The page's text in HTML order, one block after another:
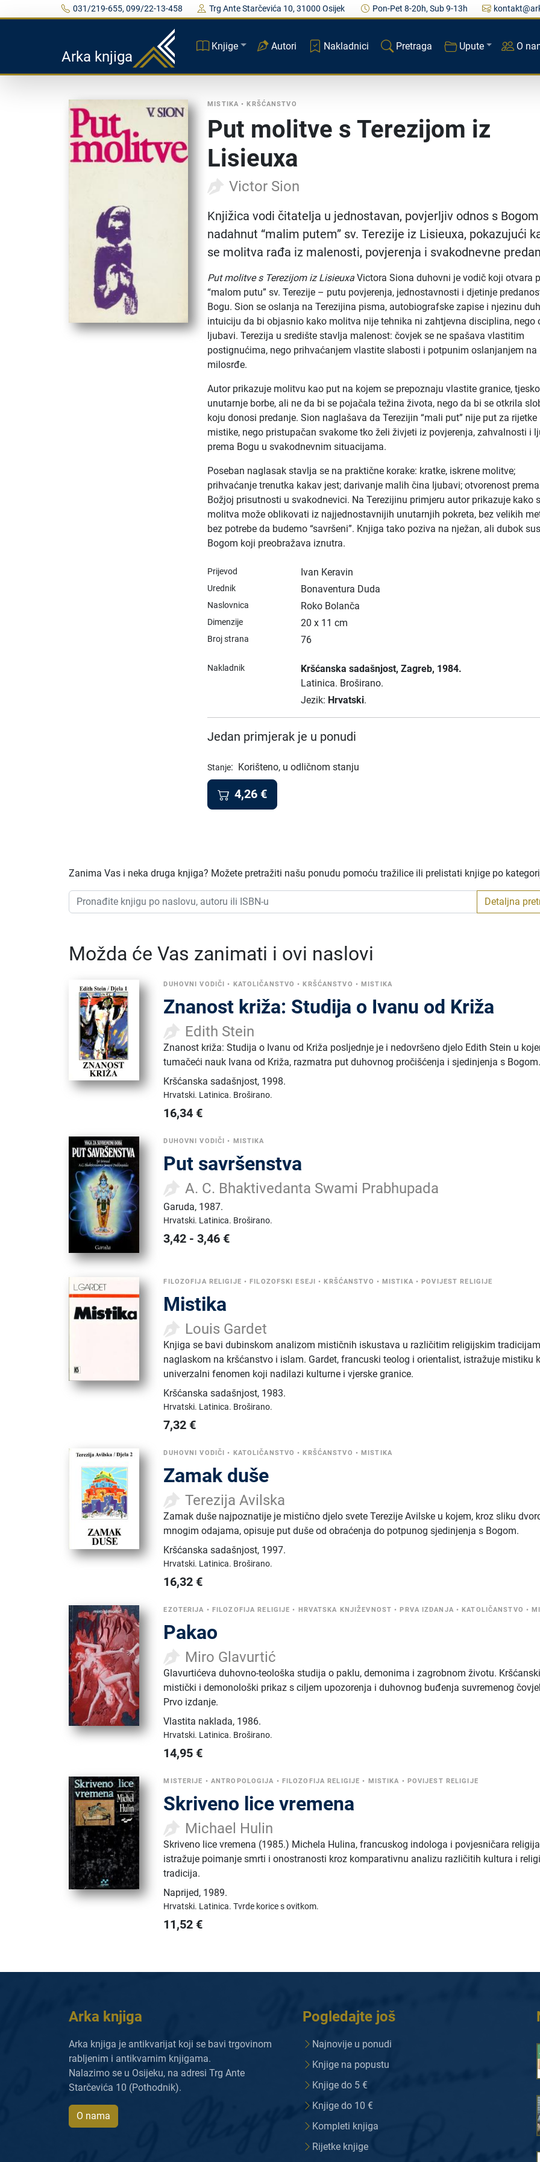
031/219-655, 099/22-13-458 Trg Ante Starčevića 10, 31000 Osijek Pon-Pet 8-20h, Sub 9-13h
Arka knjiga
Knjige Autori Nakladnici Pretraga Upute O
MISTIKA •KRŠĆANSTVO
Put molitve s Terezijom iz
Lisieuxa
Victor Sion
Knjižica vodi čitatelja u jednostavan, povjerljiv odnos s Bogom
nadahnut “malim putem” sv. Terezije iz Lisieuxa, pokazujući
se molitva rađa iz malenosti, povjerenja i svakodnevne
Put molitve s Terezijom iz Lisieuxa Victora Siona duhovni je vodič koji otvara
“malom putu” sv. Terezije – putu povjerenja, jednostavnosti i djetinje
Bogu. Sion se oslanja na Terezijina pisma, autobiografske zapise i njezinu
intuiciju da bi objasnio kako molitva nije tehnika ni zahtjevna disciplina, nego
ljubavi. Terezija u središte stavlja malenost: čovjek se ne spašava vlastitim
postignućima, nego prihvaćanjem vlastite slabosti i potpunim oslanjanjem na
milosrđe.
Autor prikazuje molitvu kao put na kojem se prepoznaju vlastite granice,
unutarnje borbe, ali ne da bi se pojačala težina života, nego da bi se otkrila
koju donosi predanje. Sion naglašava da Terezijin “mali put” nije put za rijetke
mistike, nego pristupačan svakome tko želi živjeti iz povjerenja, zahvalnosti i
prema Bogu u svakodnevnim situacijama.
Poseban naglasak stavlja se na praktične korake: kratke, iskrene molitve;
prihvaćanje trenutka kakav jest; darivanje malih čina ljubavi; otvorenost prema
Božjoj prisutnosti u svakodnevici. Na Terezijinu primjeru autor prikazuje kako
molitva može oblikovati iz najjednostavnijih unutarnjih pokreta, bez velikih
bez potrebe da budemo “savršeni”. Knjiga tako poziva na nježan, ali dubok
Bogom koji preobražava iznutra.
Prijevod Ivan Keravin
Urednik Bonaventura Duda
Naslovnica Roko Bolanča
Dimenzije 20 x 11 cm
Broj strana 76
Nakladnik Kršćanska sadašnjost, Zagreb, 1984.
Latinica. Broširano.
Jezik: Hrvatski.
Jedan primjerak je u ponudi
Stanje: Korišteno, u odličnom stanju
4,26 €
Zanima Vas i neka druga knjiga? Možete pretražiti našu ponudu pomoću tražilice ili prelistati knjige po
Detaljna
Možda će Vas zanimati i ovi naslovi
DUHOVNI VODIČI • KATOLIČANSTVO •KRŠĆANSTVO •MISTIKA
Znanost križa: Studija o Ivanu od Križa
Edith Stein
Znanost križa: Studija o Ivanu od Križa posljednje je i nedovršeno djelo Edith Stein u
tumačeći nauk Ivana od Križa, razmatra put duhovnog pročišćenja i sjedinjenja s Bogom.
Kršćanska sadašnjost, 1998.
Hrvatski. Latinica. Broširano.
16,34 €
DUHOVNI VODIČI • MISTIKA
Put savršenstva
A. C. Bhaktivedanta Swami Prabhupada
Garuda, 1987.
Hrvatski. Latinica. Broširano.
3,42 -3,46 €
FILOZOFIJA RELIGIJE •FILOZOFSKI ESEJI •KRŠĆANSTVO •MISTIKA •POVIJEST RELIGIJE
Mistika
Louis Gardet
Knjiga se bavi dubinskom analizom mističnih iskustava u različitim religijskim
naglaskom na kršćanstvo i islam. Gardet, francuski teolog i orientalist, istražuje mistiku
univerzalni fenomen koji nadilazi kulturne i vjerske granice.
Kršćanska sadašnjost, 1983.
Hrvatski. Latinica. Broširano.
7,32 €
DUHOVNI VODIČI • KATOLIČANSTVO •KRŠĆANSTVO •MISTIKA
Zamak duše
Terezija Avilska
Zamak duše najpoznatije je mistično djelo svete Terezije Avilske u kojem, kroz sliku
mnogim odajama, opisuje put duše od obraćenja do potpunog sjedinjenja s Bogom.
Kršćanska sadašnjost, 1997.
Hrvatski. Latinica. Broširano.
16,32 €
EZOTERIJA • FILOZOFIJA RELIGIJE • HRVATSKA KNJIŽEVNOST •PRVA IZDANJA •KATOLIČANSTVO •
Pakao
Miro Glavurtić
Glavurtićeva duhovno-teološka studija o paklu, demonima i zagrobnom životu. Kršćanski
mistički i demonološki prikaz s ciljem upozorenja i duhovnog buđenja suvremenog
Prvo izdanje.
Vlastita naklada, 1986.
Hrvatski. Latinica. Broširano.
14,95 €
MISTERIJE • ANTROPOLOGIJA • FILOZOFIJA RELIGIJE • MISTIKA • POVIJEST RELIGIJE
Skriveno lice vremena
Michael Hulin
Skriveno lice vremena (1985.) Michela Hulina, francuskog indologa i povjesničara
istražuje poimanje smrti i onostranosti kroz komparativnu analizu različitih kultura i
tradicija.
Naprijed, 1989.
Hrvatski. Latinica.Tvrde korice s ovitkom.
11,52 €
Arka knjiga
Arka knjiga je antikvarijat koji se bavi trgovinom
rabljenim i antikvarnim knjigama.
Nalazimo se u Osijeku, na adresi Trg Ante
Starčevića 10 (Pothodnik).
O nama
Pogledajte još
Najnovije u ponudi
Knjige na popustu
Knjige do 5 €
Knjige do 10 €
Kompleti knjiga
Rijetke knjige